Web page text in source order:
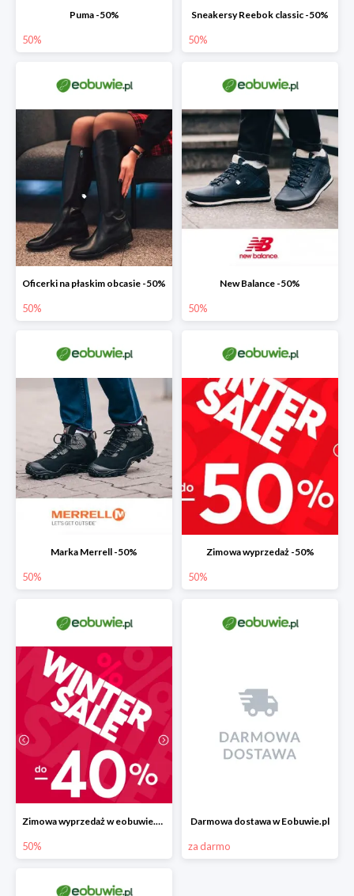
Puma -50%
50%
Sneakersy Reebok classic -50%
50%
Oficerki na płaskim obcasie -50%
50%
New Balance -50%
50%
Marka Merrell -50%
50%
Zimowa wyprzedaż -50%
50%
Zimowa wyprzedaż w eobuwie.pl -40%
50%
Darmowa dostawa w Eobuwie.pl
za darmo